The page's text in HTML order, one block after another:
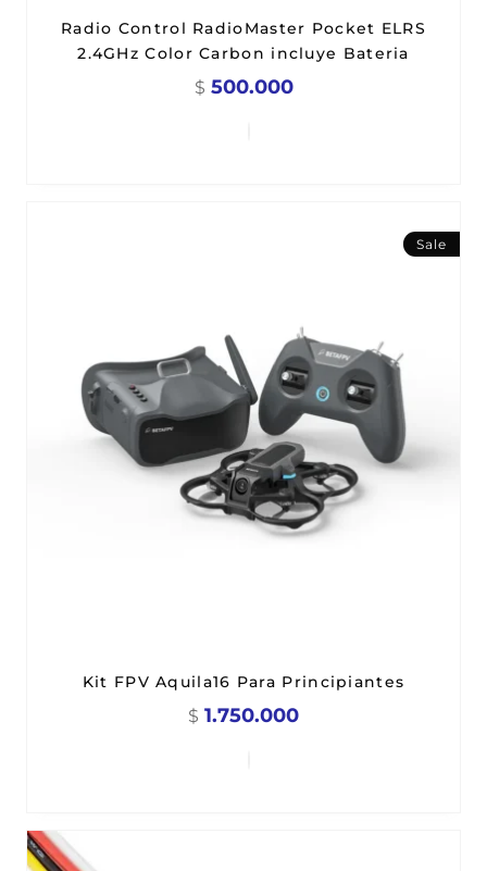
Radio Control RadioMaster Pocket ELRS
2.4GHz Color Carbon incluye Bateria
$ 500.000
Sale
Kit FPV Aquila16 Para Principiantes
$ 1.750.000